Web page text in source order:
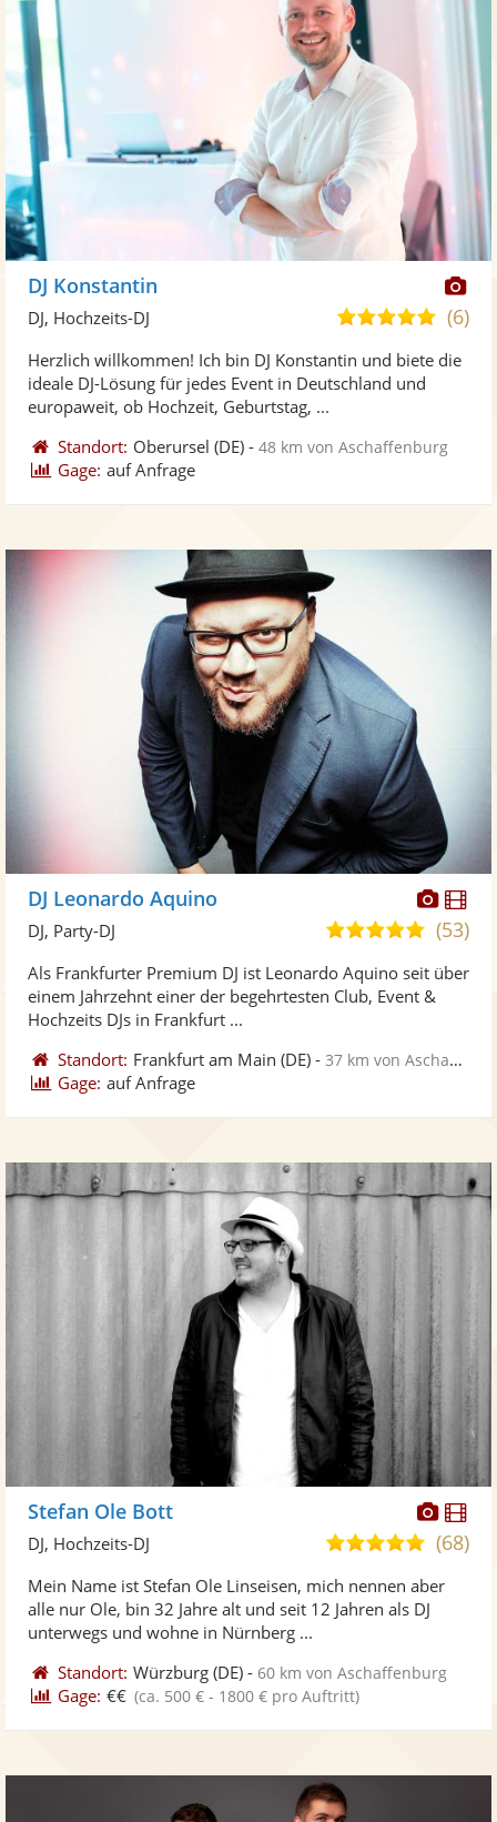
DJ Konstantin
5,0
5
(6)
DJ, Hochzeits-DJ
Herzlich willkommen! Ich bin DJ Konstantin und biete die
ideale DJ-Lösung für jedes Event in Deutschland und
europaweit, ob Hochzeit, Geburtstag, ...
Standort: Oberursel (DE) -48 km von Aschaffenburg
Gage: auf Anfrage
Fotos
DJ Leonardo Aquino
5,0
5
(53)
DJ, Party-DJ
Als Frankfurter Premium DJ ist Leonardo Aquino seit über
einem Jahrzehnt einer der begehrtesten Club, Event &
Hochzeits DJs in Frankfurt ...
Standort: Frankfurt am Main (DE) -37 km von Aschaffenburg
Gage: auf Anfrage
Fotos
Stefan Ole Bott
5,0
5
Sternen
(68)
DJ, Hochzeits-DJ
Mein Name ist Stefan Ole Linseisen, mich nennen aber
alle nur Ole, bin 32 Jahre alt und seit 12 Jahren als DJ
unterwegs und wohne in Nürnberg ...
Standort: Würzburg (DE) -60 km von Aschaffenburg
Gage: €€ (ca. 500 € - 1800 € pro Auftritt)